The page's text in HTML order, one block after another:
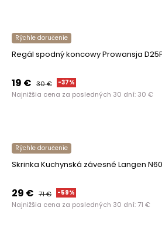
Rýchle doručenie
Regál spodný koncowy Prowansja
19 € 30€ -37%
Najnižšia cena za posledných 30 dní: 30 €
Rýchle doručenie
Skrinka Kuchynská závesné Langen
29 € 71€ -59%
Najnižšia cena za posledných 30 dní: 71 €